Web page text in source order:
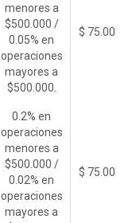
menores a
$500.000 /
0.05% en
operaciones
mayores a
$500.000.
$ 75.00
0.2% en
operaciones
menores a
$500.000 /
0.02% en
operaciones
mayores a
$ 75.00